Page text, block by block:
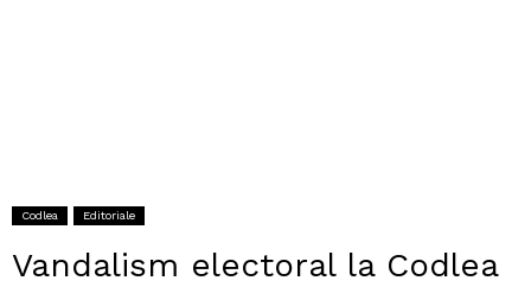
Codlea Editoriale
Vandalism electoral la Codlea